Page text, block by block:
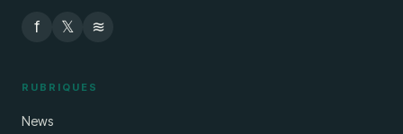
f 𝕏 ≋
RUBRIQUES
News